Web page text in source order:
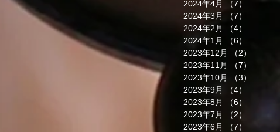
2024年4月
（7）
2024年3月
（7）
2024年2月
（4）
2024年1月
（6）
2023年12月
（2）
2023年11月
（7）
2023年10月
（3）
2023年9月
（4）
2023年8月
（6）
2023年7月
（2）
2023年6月
（7）